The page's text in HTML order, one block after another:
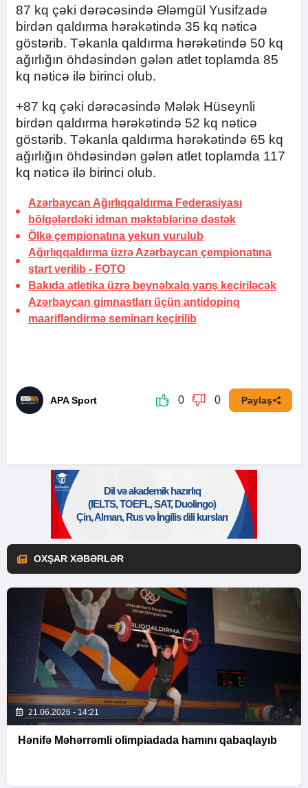
87 kq çəki dərəcəsində Ələmgül Yusifzadə
birdən qaldırma hərəkətində 35 kq nəticə
göstərib. Təkanla qaldırma hərəkətində 50 kq
ağırlığın öhdəsindən gələn atlet toplamda 85
kq nəticə ilə birinci olub.
+87 kq çəki dərəcəsində Mələk Hüseynli
birdən qaldırma hərəkətində 52 kq nəticə
göstərib. Təkanla qaldırma hərəkətində 65 kq
ağırlığın öhdəsindən gələn atlet toplamda 117
kq nəticə ilə birinci olub.
Azərbaycan Ağırlıqqaldırma Federasiyası
bölgələrdəki idman məktəblərinə dəstək
Ölkə çempionatına yekun vurulub
Ağırlıqqaldırma üzrə Azərbaycan çempionatına
start verilib - FOTO
Bakıda atletika üzrə beynəlxalq yarış keçiriləcək
Azərbaycan gimnastları üçün antidopinq
maarifləndirmə seminarı keçirilib
APA Sport 0 0 Paylaş
OXŞAR XƏBƏRLƏR
21.06.2026 - 14:21
Hənifə Məhərrəmli olimpiadada hamını qabaqlayıb